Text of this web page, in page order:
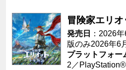
冒険家エリ
発売日
：2026
版のみ2026年6
プラットフォー
2／